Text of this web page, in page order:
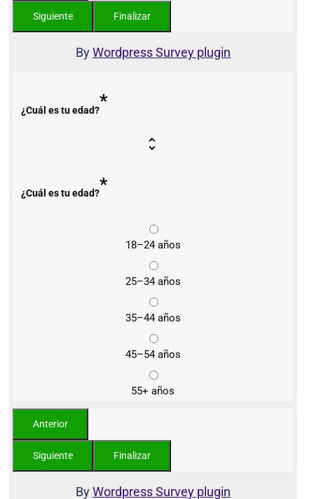
ByWordpress Survey plugin
¿Cuál es tu edad?*
¿Cuál es tu edad?*
18–24 años
25–34 años
35–44 años
45–54 años
55+ años
ByWordpress Survey plugin